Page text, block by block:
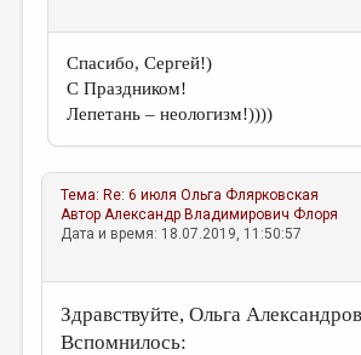
Спасибо, Сергей!)
С Праздником!
Лепетань – неологизм!))))
Тема: Re: 6 июля Ольга Флярковская
АвторАлександр Владимирович Флоря
Дата и время: 18.07.2019, 11:50:57
Здравствуйте, Ольга
Вспомнилось: